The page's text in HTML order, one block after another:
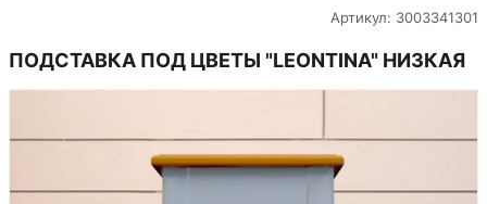
Артикул: 3003341301
ПОДСТАВКА ПОД ЦВЕТЫ "LEONTINA" НИЗКАЯ